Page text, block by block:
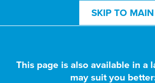
SKIP TO
This page is also available in a
may suit you